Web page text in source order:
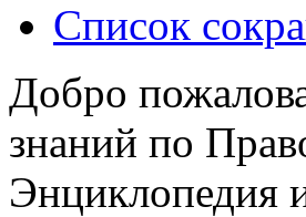
Список
Добро
знаний по
Энциклопедия